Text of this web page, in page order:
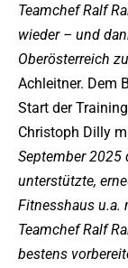
Teamchef Ralf
wieder – und
Oberösterreich
Achleitner. Dem
Start der
Christoph Dilly
September 2025
unterstützte,
Fitnesshaus u.a.
Teamchef Ralf
bestens